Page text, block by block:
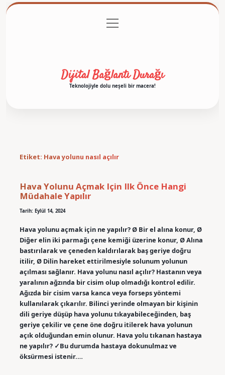
Gizlilik Politikası
menüyü
aç
Dijital Bağlantı Durağı
Teknolojiyle dolu neşeli bir macera!
Etiket: Hava yolunu nasıl açılır
Hava Yolunu Açmak Için Ilk Önce Hangi
Müdahale Yapılır
Tarih: Eylül 14, 2024
Hava yolunu açmak için ne yapılır? Ø Bir el alına konur, Ø
Diğer elin iki parmağı çene kemiği üzerine konur, Ø Alına
bastırılarak ve çeneden kaldırılarak baş geriye doğru
itilir, Ø Dilin hareket ettirilmesiyle solunum yolunun
açılması sağlanır. Hava yolunu nasıl açılır? Hastanın veya
yaralının ağzında bir cisim olup olmadığı kontrol edilir.
Ağızda bir cisim varsa kanca veya forseps yöntemi
kullanılarak çıkarılır. Bilinci yerinde olmayan bir kişinin
dili geriye düşüp hava yolunu tıkayabileceğinden, baş
geriye çekilir ve çene öne doğru itilerek hava yolunun
açık olduğundan emin olunur. Hava yolu tıkanan hastaya
ne yapılır? ✓Bu durumda hastaya dokunulmaz ve
öksürmesi istenir.…